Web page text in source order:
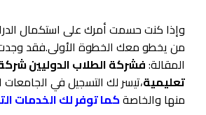
وإذا كنت حسمت أمرك على استكمال
من يخطو معك الخطوة الأولى.فقد
المقالة:فشركة الطلاب الدوليين
تعليمية،تيسر لك التسجيل في الجامعات
منها والخاصةكما توفر لك الخدمات